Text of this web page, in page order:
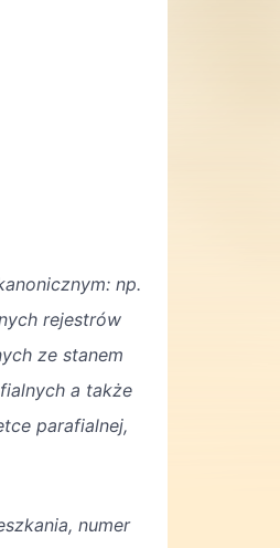
np.
rejestrów
ze stanem
a także
parafialnej,
numer